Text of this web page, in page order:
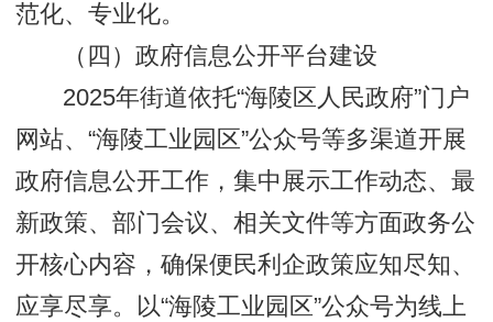
范化、专业化。
（四）政府信息公开平台建设
2025年街道依托“海陵区人民政府”门户
网站、“海陵工业园区”公众号等多渠道开展
政府信息公开工作，集中展示工作动态、最
新政策、部门会议、相关文件等方面政务公
开核心内容，确保便民利企政策应知尽知、
应享尽享。以“海陵工业园区”公众号为线上